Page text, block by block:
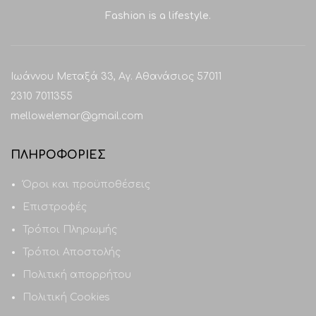
Fashion is a lifestyle.
Ιωάννου Μεταξά 33, Αγ. Αθανάσιος 57011
2310 7011355
mellow.elemar@gmail.com
ΠΛΗΡΟΦΟΡΙΕΣ
Όροι και προϋποθέσεις
Επιστροφές
Τρόποι Πληρωμής
Τρόποι Αποστολής
Πολιτική απορρήτου
Πολιτική Cookies